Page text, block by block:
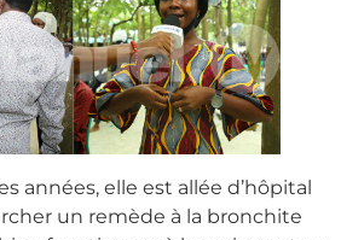
années, elle est allée d’hôpital
un remède à la bronchite